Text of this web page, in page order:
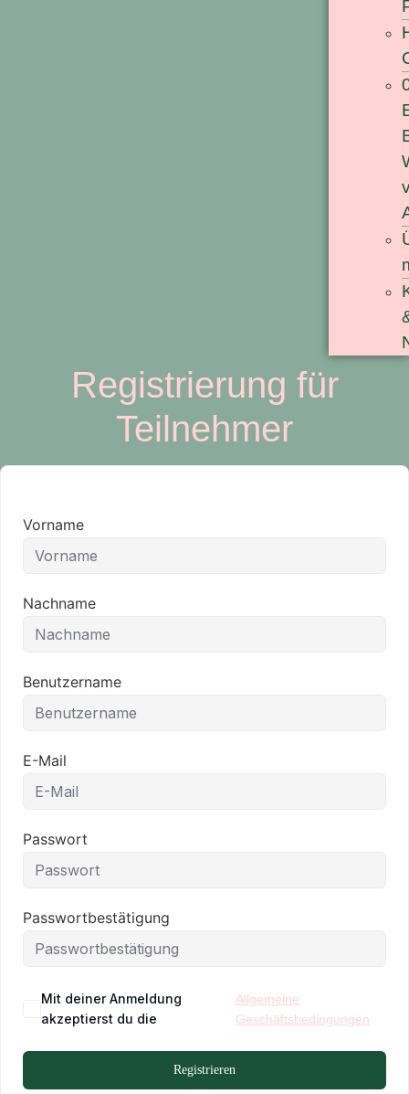
Registrierung für
Teilnehmer
Vorname
Nachname
Benutzername
E-Mail
Passwort
Passwortbestätigung
Mit deiner Anmeldung
akzeptierst du die
Allgemeine
Geschäftsbedingungen
Registrieren